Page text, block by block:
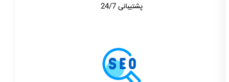
پشتیبانی 24/7